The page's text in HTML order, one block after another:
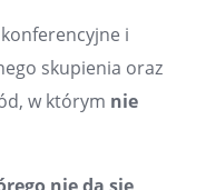
konferencyjne i
skupienia oraz
w którym nie